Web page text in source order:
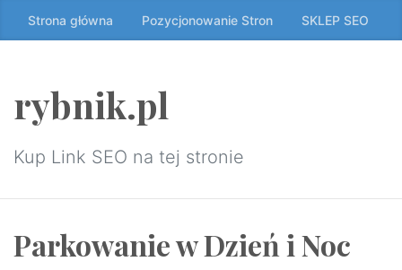
Przeskocz
do
Strona główna Pozycjonowanie Stron SKLEP SEO
rybnik.pl
Kup Link SEO na tej stronie
Parkowanie w Dzień i Noc